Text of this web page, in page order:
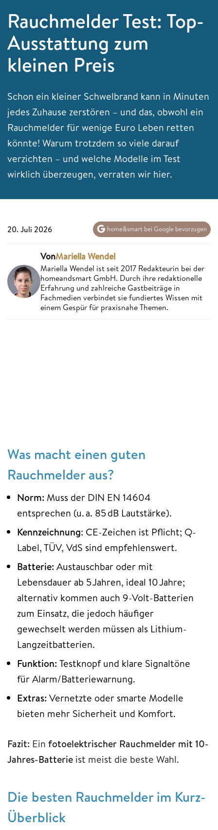
Rauchmelder Test: Top-
Ausstattung zum
kleinen Preis
Schon ein kleiner Schwelbrand kann in Minuten
jedes Zuhause zerstören – und das, obwohl ein
Rauchmelder für wenige Euro Leben retten
könnte! Warum trotzdem so viele darauf
verzichten – und welche Modelle im Test
wirklich überzeugen, verraten wir hier.
20. Juli 2026 home&smart bei Google bevorzugen
VonMariella Wendel
Mariella Wendel ist seit 2017 Redakteurin bei der
homeandsmart GmbH. Durch ihre redaktionelle
Erfahrung und zahlreiche Gastbeiträge in
Fachmedien verbindet sie fundiertes Wissen mit
einem Gespür für praxisnahe Themen.
Was macht einen guten
Rauchmelder aus?
Norm: Muss der DIN EN 14604
entsprechen (u. a. 85 dB Lautstärke).
Kennzeichnung: CE-Zeichen ist Pflicht; Q-
Label, TÜV, VdS sind empfehlenswert.
Batterie: Austauschbar oder mit
Lebensdauer ab 5 Jahren, ideal 10 Jahre;
alternativ kommen auch 9-Volt-Batterien
zum Einsatz, die jedoch häufiger
gewechselt werden müssen als Lithium-
Langzeitbatterien.
Funktion: Testknopf und klare Signaltöne
für Alarm/Batteriewarnung.
Extras: Vernetzte oder smarte Modelle
bieten mehr Sicherheit und Komfort.
Fazit: Ein fotoelektrischer Rauchmelder mit 10-
Jahres-Batterie ist meist die beste Wahl.
Die besten Rauchmelder im Kurz-
Überblick